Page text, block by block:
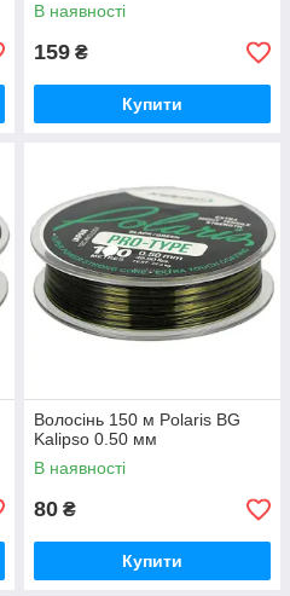
В наявності
159 ₴
Купити
Волосінь 150 м Polaris BG
Kalipso 0.50 мм
В наявності
80 ₴
Купити